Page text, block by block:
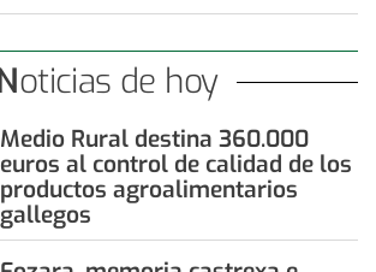
Noticias de hoy
Medio Rural destina 360.000
euros al control de calidad de los
productos agroalimentarios
gallegos